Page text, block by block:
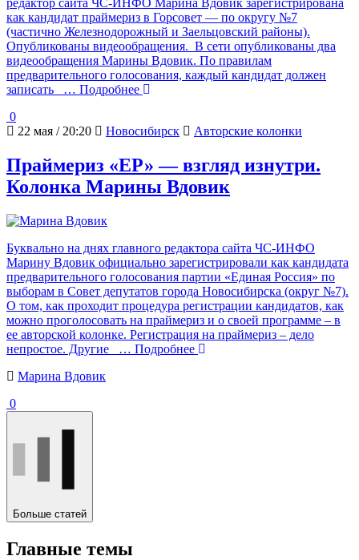
редактор сайта ЧС-ИНФО Марина Вдовик зарегистрирована
как кандидат праймериз в Горсовет — по округу №7
(частично Железнодорожный и Заельцовский районы).
Опубликованы видеообращения. В сети опубликованы два
видеообращения Марины Вдовик. По правилам
предварительного голосования, каждый кандидат должен
записать
… Подробнее
0
22 мая / 20:20
Новосибирск Авторские колонки
Праймериз «ЕР» — взгляд изнутри.
Колонка Марины Вдовик
Буквально на днях главного редактора сайта ЧС-ИНФО
Марину Вдовик официально зарегистрировали как кандидата
предварительного голосования партии «Единая Россия» по
выборам в Совет депутатов города Новосибирска (округ №7).
О том, как проходит процедура регистрации кандидатов, как
можно проголосовать на праймериз и о своей программе – в
ее авторской колонке. Регистрация на праймериз – дело
непростое. Другие
… Подробнее
Марина Вдовик
0
Больше статей
Главные темы